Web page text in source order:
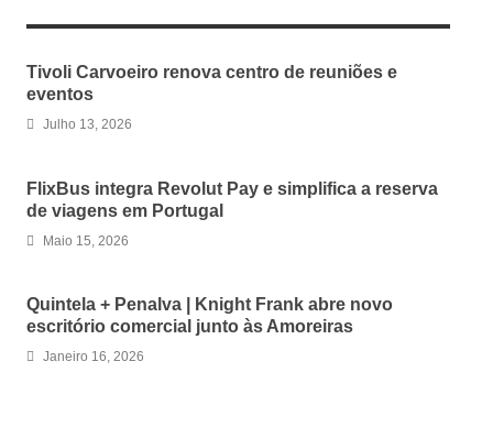
Tivoli Carvoeiro renova centro de reuniões e
eventos
Julho 13, 2026
FlixBus integra Revolut Pay e simplifica a reserva
de viagens em Portugal
Maio 15, 2026
Quintela + Penalva | Knight Frank abre novo
escritório comercial junto às Amoreiras
Janeiro 16, 2026